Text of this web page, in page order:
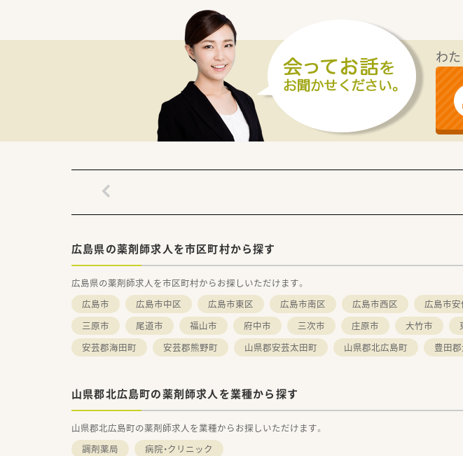
＜働き方＞
➀火金 9：00～16：00
②金 9：00～16：00
③火金 9：00～13：00
上記3タイプの働き方が相談可能です。
Wワークも可能です。
＜業務内容＞
■調剤・監査・投薬の店舗内業務がメインになります。
わ
広島県の薬剤師求人を市区町村から探す
広島県の薬剤師求人を市区町村からお探しいただけます。
広島市
広島市中区 広島市東区 広島市南区 広島市西区 広島市
三原市
尾道市 福山市 府中市 三次市 庄原市 大竹市
安芸郡海田町
安芸郡熊野町 山県郡安芸太田町 山県郡北広島町 豊田
山県郡北広島町の薬剤師求人を業種から探す
山県郡北広島町の薬剤師求人を業種からお探しいただけます。
調剤薬局
病院・クリニック